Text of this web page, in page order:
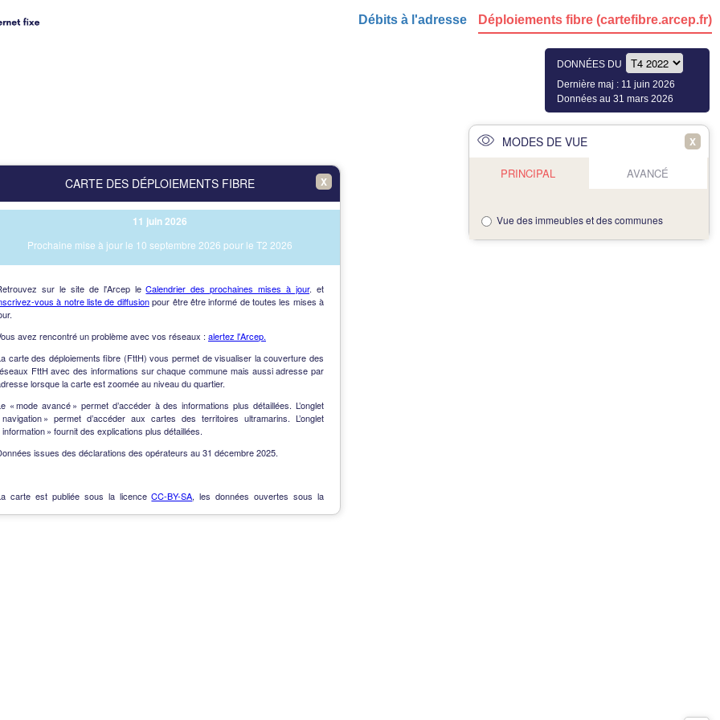
Débits à l'adresse Déploiements fibre (cartefibre.arcep.fr)
DONNÉES DU
Dernière maj : 11 juin 2026
Données au 31 mars 2026
MODES DE VUE X
PRINCIPAL AVANCÉ
Vue des immeubles et des communes
X
CARTE DES DÉPLOIEMENTS FIBRE
11 juin 2026
Prochaine mise à jour le 10 septembre 2026 pour le T2 2026
sur le site de l'Arcep leCalendrier des prochaines mises à jour. et
vous à notre liste de diffusionpour être être informé de toutes les mises à
avez rencontré un problème avec vos réseaux : alertez l'Arcep.
carte des déploiements fibre (FttH) vous permet de visualiser la couverture des
FttH avec des informations sur chaque commune mais aussi adresse par
lorsque la carte est zoomée au niveau du quartier.
« mode avancé » permet d’accéder à des informations plus détaillées. L’onglet
navigation » permet d’accéder aux cartes des territoires ultramarins. L’onglet
information » fournit des explications plus détaillées.
issues des déclarations des opérateurs au 31 décembre 2025.
carte est publiée sous la licenceCC-BY-SA, les données ouvertes sous la